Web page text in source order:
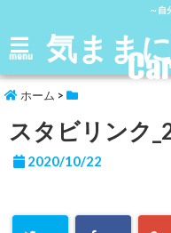
～自
menu 気まま
ホーム >
スタビリンク
2020/10/22